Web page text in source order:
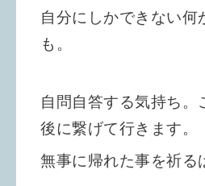
自分にしかできない何
も。
自問自答する気持ち。
後に繋げて行きます。
無事に帰れた事を祈る